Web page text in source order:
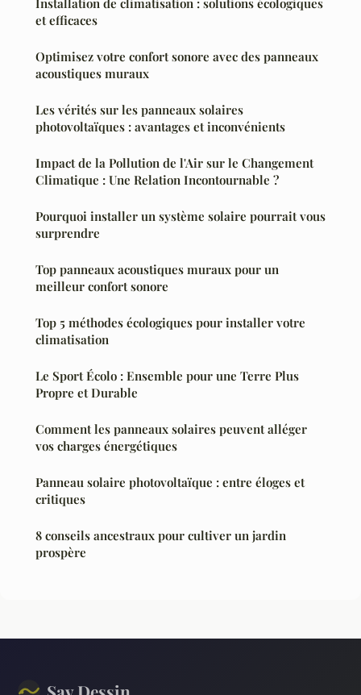
et efficaces
Optimisez votre confort sonore avec des panneaux
acoustiques muraux
Les vérités sur les panneaux solaires
photovoltaïques : avantages et inconvénients
Impact de la Pollution de l'Air sur le Changement
Climatique : Une Relation Incontournable ?
Pourquoi installer un système solaire pourrait vous
surprendre
Top panneaux acoustiques muraux pour un
meilleur confort sonore
Top 5 méthodes écologiques pour installer votre
climatisation
Le Sport Écolo : Ensemble pour une Terre Plus
Propre et Durable
Comment les panneaux solaires peuvent alléger
vos charges énergétiques
Panneau solaire photovoltaïque : entre éloges et
critiques
8 conseils ancestraux pour cultiver un jardin
prospère